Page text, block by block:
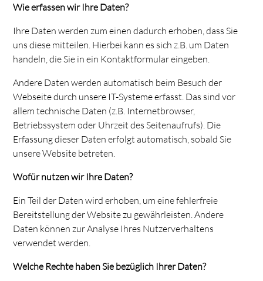
Wie erfassen wir Ihre Daten?
Ihre Daten werden zum einen dadurch erhoben, dass Sie
uns diese mitteilen. Hierbei kann es sich z.B. um Daten
handeln, die Sie in ein Kontaktformular eingeben.
Andere Daten werden automatisch beim Besuch der
Webseite durch unsere IT-Systeme erfasst. Das sind vor
allem technische Daten (z.B. Internetbrowser,
Betriebssystem oder Uhrzeit des Seitenaufrufs). Die
Erfassung dieser Daten erfolgt automatisch, sobald Sie
unsere Website betreten.
Wofür nutzen wir Ihre Daten?
Ein Teil der Daten wird erhoben, um eine fehlerfreie
Bereitstellung der Website zu gewährleisten. Andere
Daten können zur Analyse Ihres Nutzerverhaltens
verwendet werden.
Welche Rechte haben Sie bezüglich Ihrer Daten?